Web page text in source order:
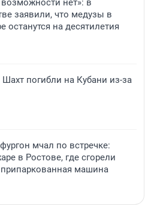
нет»: в
заявили, что медузы в
останутся на десятилетия
погибли на Кубани из-за
мчал по встречке:
в Ростове, где сгорели
машина